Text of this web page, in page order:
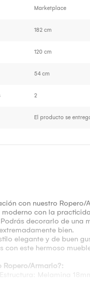
Marketplace
182 cm
120 cm
54 cm
2
El producto se
con nuestro Ropero/
con la
decorarlo de una
bien.
elegante y de buen
con este hermoso
Ropero/Armario?:
Melamina 18mm